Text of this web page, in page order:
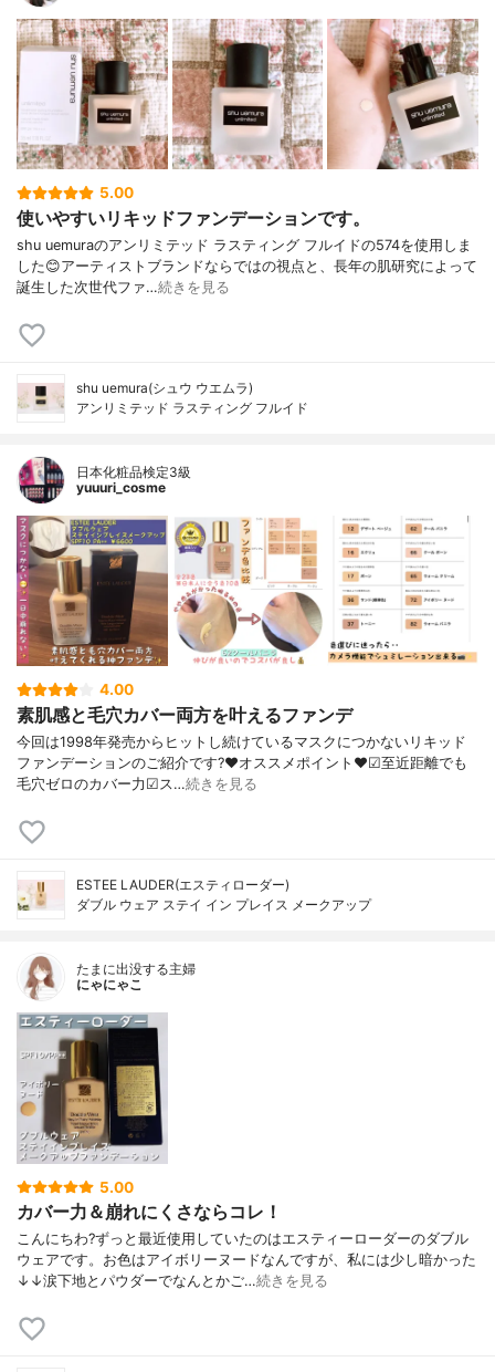
5.00
使いやすいリキッドファンデーションです。
shu uemuraのアンリミテッド ラスティング フルイドの574を使用しま
した😊アーティストブランドならではの視点と、長年の肌研究によって
誕生した次世代ファ…続きを見る
shu uemura(シュウ ウエムラ)
アンリミテッド ラスティング フルイド
日本化粧品検定3級
yuuuri_cosme
4.00
素肌感と毛穴カバー両方を叶えるファンデ
今回は1998年発売からヒットし続けているマスクにつかないリキッド
ファンデーションのご紹介です?❤︎オススメポイント❤︎☑︎至近距離でも
毛穴ゼロのカバー力☑︎ス…続きを見る
ESTEE LAUDER(エスティローダー)
ダブル ウェア ステイ イン プレイス メークアップ
たまに出没する主婦
にゃにゃこ
5.00
カバー力＆崩れにくさならコレ！
こんにちわ?ずっと最近使用していたのはエスティーローダーのダブル
ウェアです。お色はアイボリーヌードなんですが、私には少し暗かった
↓↓涙下地とパウダーでなんとかご…続きを見る